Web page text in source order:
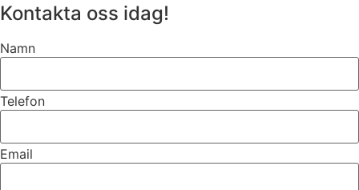
Kontakta oss idag!
Namn
Telefon
Email